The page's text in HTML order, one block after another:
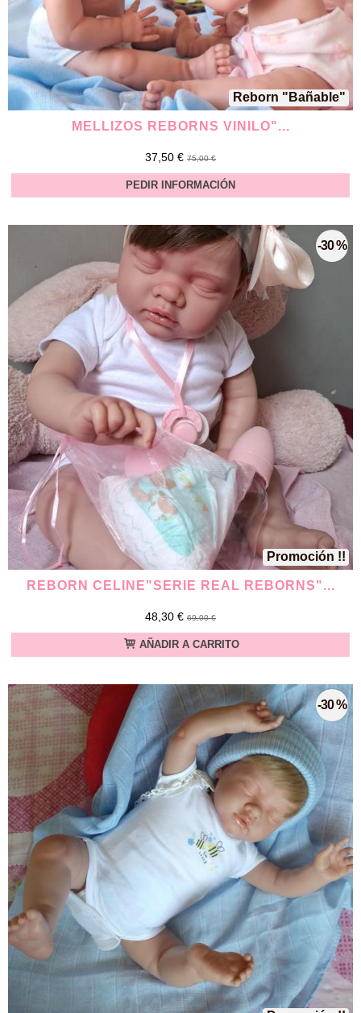
Reborn "Bañable"
MELLIZOS REBORNS VINILO"...
37,50 € 75,00 €
PEDIR INFORMACIÓN
Promoción !!
-30 %
REBORN CELINE"SERIE REAL REBORNS"...
48,30 € 69,00 €
AÑADIR A CARRITO
-30 %